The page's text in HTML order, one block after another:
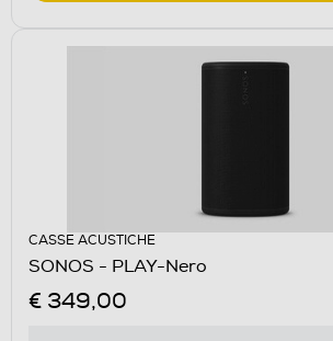
CASSE ACUSTICHE
SONOS - PLAY-Nero
€ 349,00